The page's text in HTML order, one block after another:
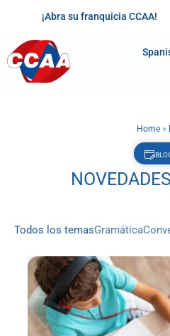
¡Abra su franquicia CCAA!
Home >
NOVEDADES
Todos los temasGramática